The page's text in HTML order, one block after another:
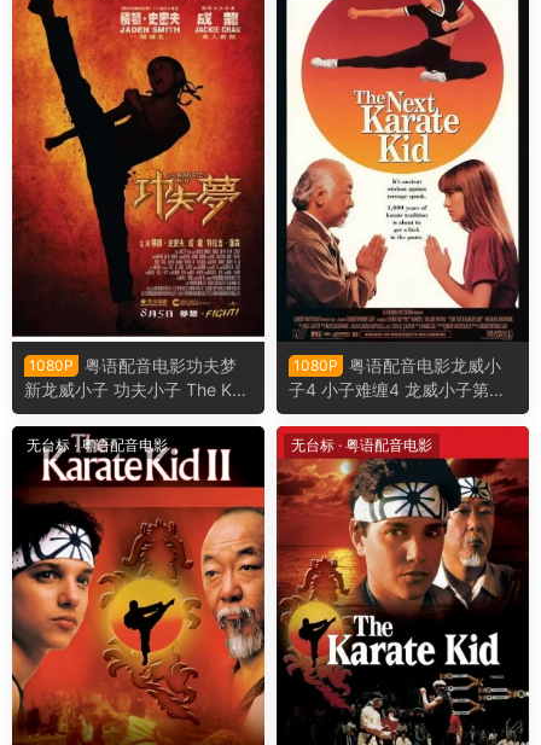
1080P
粤语配音电影功夫梦
新龙威小子 功夫小子 The Kar
ate Kid
1080P
粤语配音电影龙威小
子4 小子难缠4 龙威小子第四
集 The Next Karate Kid
无台标 · 粤语配音电影 无台标 · 粤语配音电影